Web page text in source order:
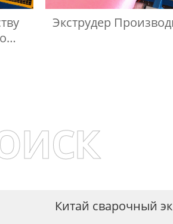
Экструдер
Китай сварочный